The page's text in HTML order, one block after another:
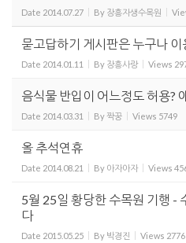
Date 2014.07.27 By 장흥자생수목원
묻고답하기 게시판은 누구나
Date 2014.01.11 By 장흥사랑 Views
음식물 반입이 어느정도 허용?
Date 2014.03.31 By짝꿍 Views 5749
올 추석연휴
Date 2014.08.21 By 아자아자 Views
5월 25일 황당한 수목원 기행 -
다
Date 2015.05.25 By 박경진 Views 2776